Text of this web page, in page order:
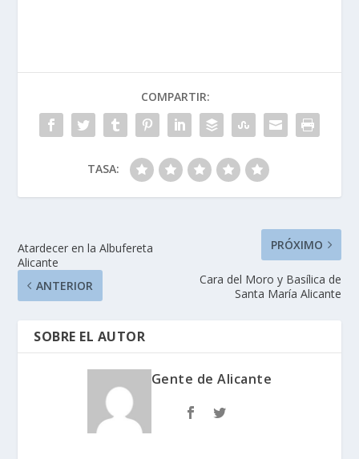
COMPARTIR:
TASA:
Atardecer en la Albufereta
Alicante
ANTERIOR
PRÓXIMO
Cara del Moro y Basílica de
Santa María Alicante
SOBRE EL AUTOR
Gente de Alicante